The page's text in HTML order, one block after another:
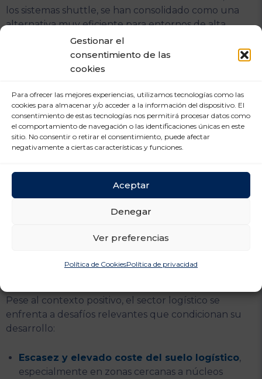
Gestionar el
consentimiento de las
cookies
Para ofrecer las mejores experiencias, utilizamos tecnologías como las
cookies para almacenar y/o acceder a la información del dispositivo. El
consentimiento de estas tecnologías nos permitirá procesar datos como
el comportamiento de navegación o las identificaciones únicas en este
sitio. No consentir o retirar el consentimiento, puede afectar
negativamente a ciertas características y funciones.
Aceptar
Denegar
Ver preferencias
Política de CookiesPolítica de privacidad
los sistemas shuttle, se han consolidado como una
alternativa muy eficiente para entornos de alta
rotación, cámaras de frío o almacenes con
limitaciones de espacio. Estas soluciones permiten
operar en FIFO o LIFO con gran flexibilidad y un
Digitalización y logística 4.0
La integración de sistemas de gestión de almacenes
gestión más precisa del inventario, la reducción de
errores y una mejora significativa de la productividad,
sentando las bases de una logística más eficiente y
Pese al contexto positivo, el sector logístico se
enfrenta a desafíos relevantes que condicionan su
desarrollo:
Escasez y elevado coste del suelo logístico,
especialmente en zonas cercanas a núcleos